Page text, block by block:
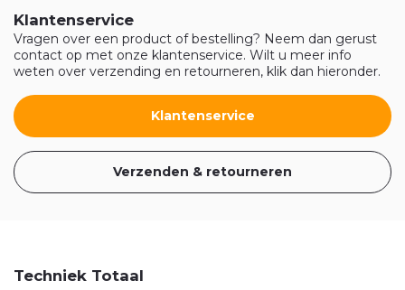
Klantenservice
Vragen over een product of bestelling? Neem dan gerust
contact op met onze klantenservice. Wilt u meer info
weten over verzending en retourneren, klik dan hieronder.
Klantenservice
Verzenden & retourneren
Techniek Totaal